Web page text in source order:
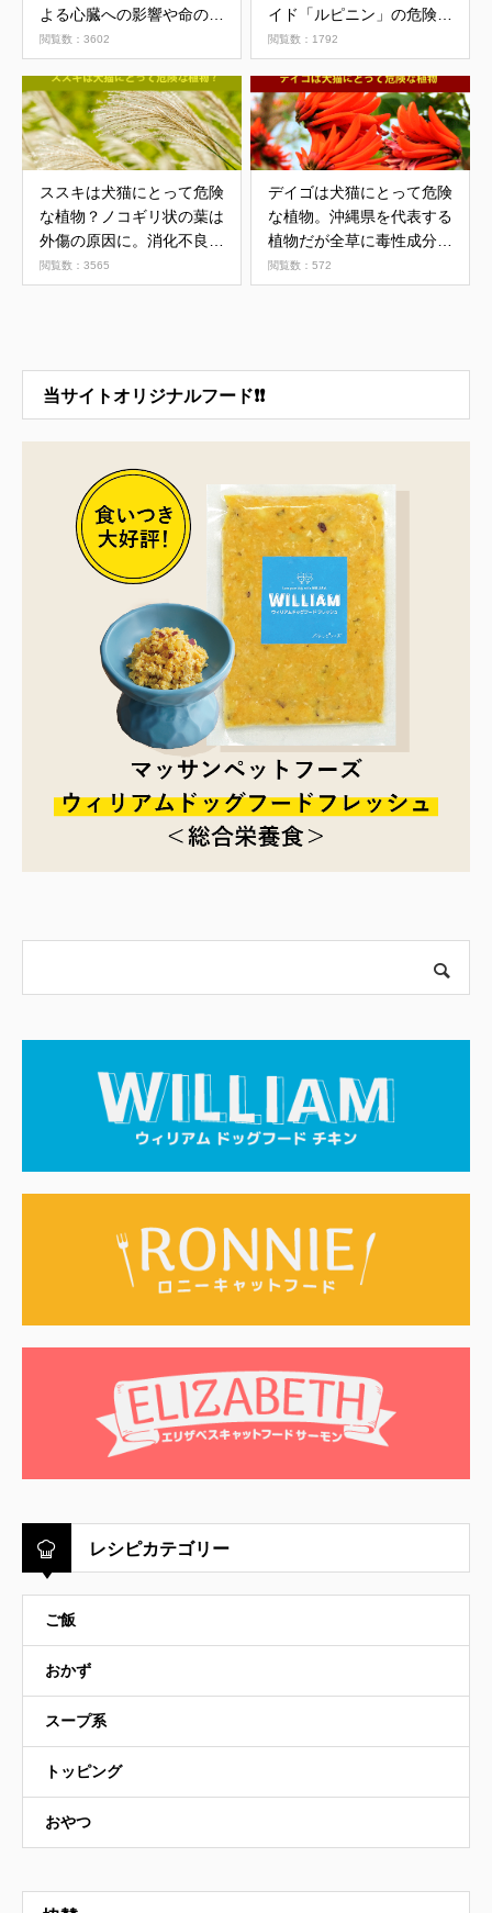
よる心臓への影響や命の危
険も
閲覧数：3602
イド「ルピニン」の危険性
とは
閲覧数：1792
ススキは犬猫にとって危険
な植物？ノコギリ状の葉は
外傷の原因に。消化不良の
リスクも
閲覧数：3565
デイゴは犬猫にとって危険
な植物。沖縄県を代表する
植物だが全草に毒性成分を
含む可能性
閲覧数：572
当サイトオリジナルフード❗❗
レシピカテゴリー
ご飯
おかず
スープ系
トッピング
おやつ